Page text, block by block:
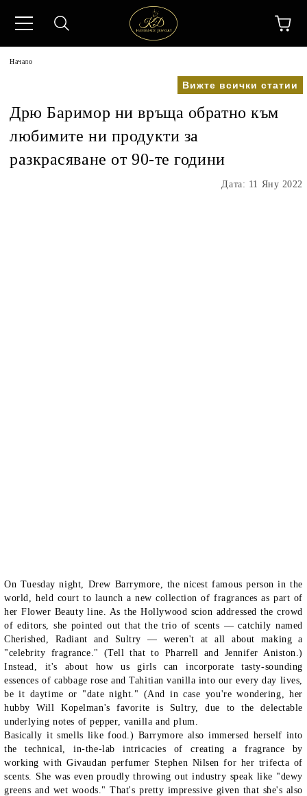
Начало
Вижте всички статии
Дрю Баримор ни връща обратно към
любимите ни продукти за
разкрасяване от 90-те години
Дата: 11 Яну 2022
On Tuesday night, Drew Barrymore, the nicest famous person in the
world, held court to launch a new collection of fragrances as part of
her Flower Beauty line. As the Hollywood scion addressed the crowd
of editors, she pointed out that the trio of scents — catchily named
Cherished, Radiant and Sultry — weren't at all about making a
"celebrity fragrance." (Tell that to Pharrell and Jennifer Aniston.)
Instead, it's about how us girls can incorporate tasty-sounding
essences of cabbage rose and Tahitian vanilla into our every day lives,
be it daytime or "date night." (And in case you're wondering, her
hubby Will Kopelman's favorite is Sultry, due to the delectable
underlying notes of pepper, vanilla and plum.
Basically it smells like food.) Barrymore also immersed herself into
the technical, in-the-lab intricacies of creating a fragrance by
working with Givaudan perfumer Stephen Nilsen for her trifecta of
scents. She was even proudly throwing out industry speak like "dewy
greens and wet woods." That's pretty impressive given that she's also